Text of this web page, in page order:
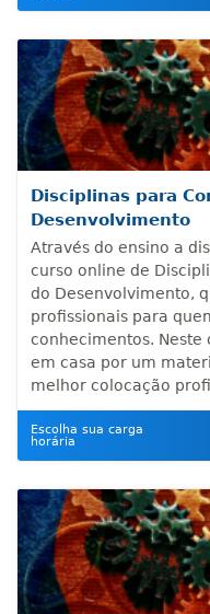
Disciplinas para
Desenvolvimento
Através do ensino a
curso online de
do Desenvolvimento,
profissionais para
conhecimentos. Neste
em casa por um
melhor colocação
Escolha sua carga
horária